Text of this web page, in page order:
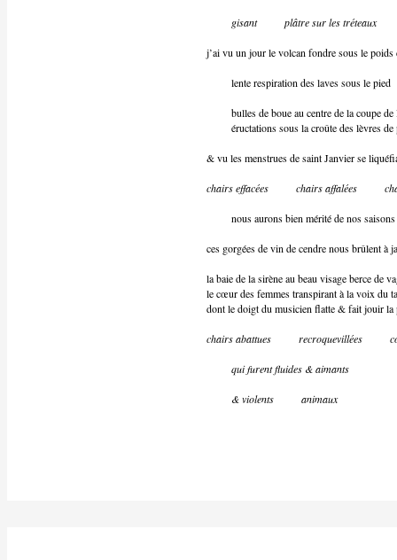
gisant plâtre sur les tréteaux
j’ai vu un jour le volcan fondre sous le poids
lente respiration des laves sous le pied
bulles de boue au centre de la coupe de
éructations sous la croûte des lèvres de
& vu les menstrues de saint Janvier se
chairs effacées chairs affalées
nous aurons bien mérité de nos saisons
ces gorgées de vin de cendre nous brûlent à
la baie de la sirène au beau visage berce de
le cœur des femmes transpirant à la voix du
dont le doigt du musicien flatte & fait jouir la
chairs abattues recroquevillées
qui furent fluides & aimants
& violents animaux